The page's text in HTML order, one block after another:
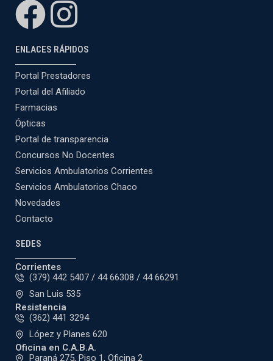
ENLACES RÁPIDOS
Portal Prestadores
Portal del Afiliado
Farmacias
Ópticas
Portal de transparencia
Concursos No Docentes
Servicios Ambulatorios Corrientes
Servicios Ambulatorios Chaco
Novedades
Contacto
SEDES
Corrientes
(379) 442 5407 / 44 66308 / 44 66291
San Luis 535
Resistencia
(362) 441 3294
López y Planes 620
Oficina en C.A.B.A.
Paraná 275, Piso 1, Oficina 2